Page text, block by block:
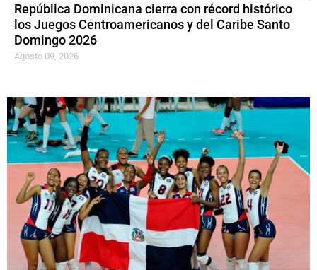
República Dominicana cierra con récord histórico
los Juegos Centroamericanos y del Caribe Santo
Domingo 2026
Agosto 09, 2026